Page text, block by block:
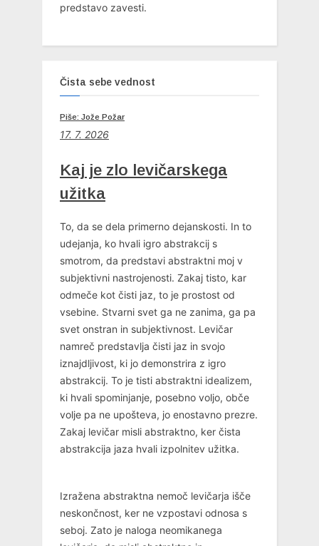
predstavo zavesti.
Čista sebe vednost
Piše: Jože Požar
17. 7. 2026
Kaj je zlo levičarskega
užitka
To, da se dela primerno dejanskosti. In to
udejanja, ko hvali igro abstrakcij s
smotrom, da predstavi abstraktni moj v
subjektivni nastrojenosti. Zakaj tisto, kar
odmeče kot čisti jaz, to je prostost od
vsebine. Stvarni svet ga ne zanima, ga pa
svet onstran in subjektivnost. Levičar
namreč predstavlja čisti jaz in svojo
iznajdljivost, ki jo demonstrira z igro
abstrakcij. To je tisti abstraktni idealizem,
ki hvali spominjanje, posebno voljo, obče
volje pa ne upošteva, jo enostavno prezre.
Zakaj levičar misli abstraktno, ker čista
abstrakcija jaza hvali izpolnitev užitka.
Izražena abstraktna nemoč levičarja išče
neskončnost, ker ne vzpostavi odnosa s
seboj. Zato je naloga neomikanega